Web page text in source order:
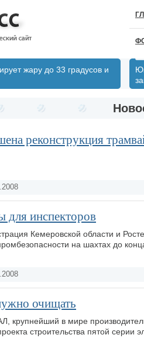
жару до 33 градусов и
реконструкция
для инспекторов
Кемеровской области и
на шахтах до
очищать
крупнейший в мире
строительства пятой серии